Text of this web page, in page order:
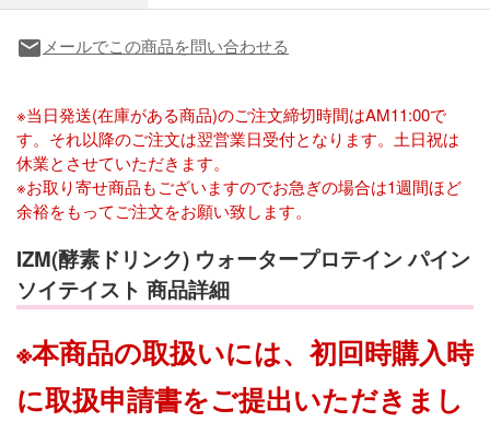
local_post_officeメールでこの商品を問い合わせる
※当日発送(在庫がある商品)のご注文締切時間はAM11:00で
す。それ以降のご注文は翌営業日受付となります。土日祝は
休業とさせていただきます。
※お取り寄せ商品もございますのでお急ぎの場合は1週間ほど
余裕をもってご注文をお願い致します。
IZM(酵素ドリンク) ウォータープロテイン パイン
ソイテイスト 商品詳細
※本商品の取扱いには、初回時購入時
に取扱申請書をご提出いただきまし